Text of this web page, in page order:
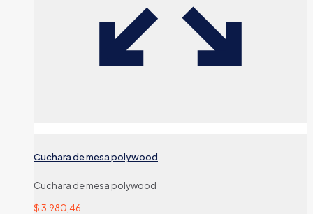
Cuchara de mesa polywood
Cuchara de mesa polywood
$3.980,46